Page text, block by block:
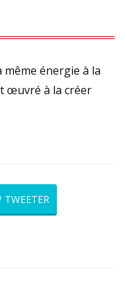
même énergie à la
œuvré à la créer
TWEETER